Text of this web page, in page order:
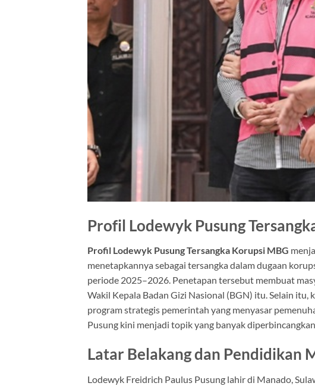
Profil Lodewyk Pusung
Profil Lodewyk Pusung Tersangka Korupsi MBG
menetapkannya sebagai tersangka dalam dugaan
periode 2025–2026. Penetapan tersebut membuat
Wakil Kepala Badan Gizi Nasional (BGN) itu. Selain
program strategis pemerintah yang menyasar
Pusung kini menjadi topik yang banyak
Latar Belakang dan Pendidikan
Lodewyk Freidrich Paulus Pusung lahir di Manado,